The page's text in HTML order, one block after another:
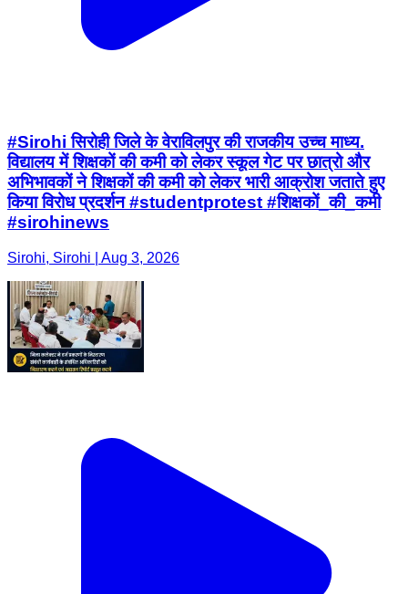
#Sirohi सिरोही जिले के वेराविलपुर की राजकीय उच्च माध्य.
विद्यालय में शिक्षकों की कमी को लेकर स्कूल गेट पर छात्रो और
अभिभावकों ने शिक्षकों की कमी को लेकर भारी आक्रोश जताते हुए
किया विरोध प्रदर्शन #studentprotest #शिक्षकों_की_कमी
#sirohinews
Sirohi, Sirohi | Aug 3, 2026